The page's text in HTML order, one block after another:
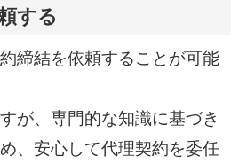
する
締結を依頼することが可能
が、専門的な知識に基づき
、安心して代理契約を委任